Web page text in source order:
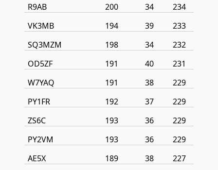
R9AB
200 34
234
VK3MB
194 39
233
SQ3MZM
198 34
232
OD5ZF
191 40
231
W7YAQ
191 38
229
PY1FR
192 37
229
ZS6C
193 36
229
PY2VM
193 36
229
AE5X
189 38
227